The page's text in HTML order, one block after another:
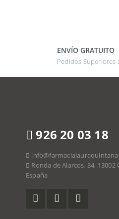
ENVÍO GRATUITO
Pedidos Superiores
926 20 03 18
Ronda de Alarcos, 34, 13002
España